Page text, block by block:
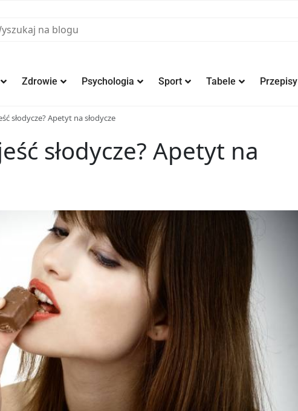
Zdrowie Psychologia Sport Tabele Przepisy
słodycze? Apetyt na słodycze
słodycze? Apetyt na